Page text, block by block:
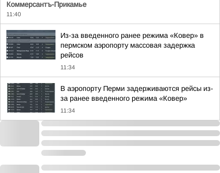
Коммерсантъ-Прикамье
11:40
Из-за введенного ранее режима «Ковер» в
пермском аэропорту массовая задержка
рейсов
11:34
В аэропорту Перми задерживаются рейсы из-
за ранее введенного режима «Ковер»
11:34